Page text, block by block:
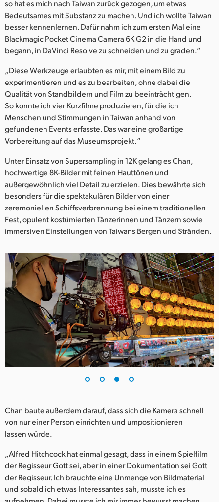
so hat es mich nach Taiwan zurück gezogen, um etwas
Bedeutsames mit Substanz zu machen. Und ich wollte Taiwan
besser kennenlernen. Dafür nahm ich zum ersten Mal eine
Blackmagic Pocket Cinema Camera 6K G2 in die Hand und
begann, in DaVinci Resolve zu schneiden und zu graden.“
„Diese Werkzeuge erlaubten es mir, mit einem Bild zu
experimentieren und es zu bearbeiten, ohne dabei die
Qualität von Standbildern und Film zu beeinträchtigen.
So konnte ich vier Kurzfilme produzieren, für die ich
Menschen und Stimmungen in Taiwan anhand von
gefundenen Events erfasste. Das war eine großartige
Vorbereitung auf das Museumsprojekt.“
Unter Einsatz von Supersampling in 12K gelang es Chan,
hochwertige 8K-Bilder mit feinen Hauttönen und
außergewöhnlich viel Detail zu erzielen. Dies bewährte sich
besonders für die spektakulären Bilder von einer
zeremoniellen Schiffsverbrennung bei einem traditionellen
Fest, opulent kostümierten Tänzerinnen und Tänzern sowie
immersiven Einstellungen von Taiwans Bergen und Stränden.
Chan baute außerdem darauf, dass sich die Kamera schnell
von nur einer Person einrichten und umpositionieren
lassen würde.
„Alfred Hitchcock hat einmal gesagt, dass in einem Spielfilm
der Regisseur Gott sei, aber in einer Dokumentation sei Gott
der Regisseur. Ich brauchte eine Unmenge von Bildmaterial
und sobald ich etwas Interessantes sah, musste ich es